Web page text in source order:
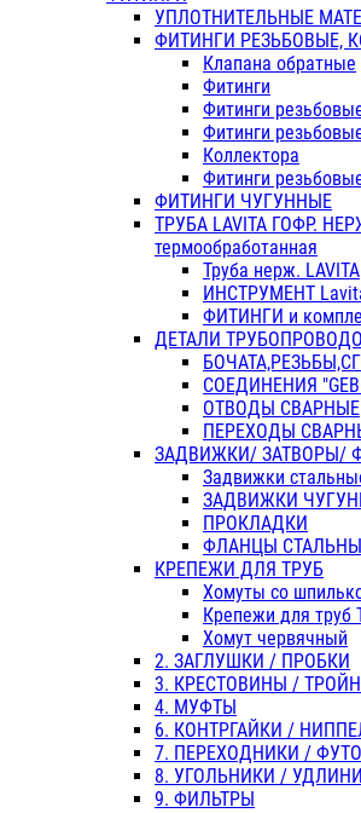
УПЛОТНИТЕЛЬНЫЕ
ФИТИНГИ РЕЗЬБОВЫЕ,
Клапана обратные
Фитинги
Фитинги
Фитинги
Коллектора
Фитинги
ФИТИНГИ ЧУГУННЫЕ
ТРУБА LAVITA ГОФР.
термообработанная
Труба нерж. LAVITA
ИНСТРУМЕНТ
ФИТИНГИ и
ДЕТАЛИ
СОЕДИНЕНИЯ
ОТВОДЫ СВАРНЫЕ
ПЕРЕХОДЫ
ЗАДВИЖКИ/ ЗАТВОРЫ/
Задвижки
ЗАДВИЖКИ
ПРОКЛАДКИ
ФЛАНЦЫ
КРЕПЕЖИ ДЛЯ ТРУБ
Хомуты со
Крепежи для труб
Хомут червячный
2. ЗАГЛУШКИ / ПРОБКИ
3. КРЕСТОВИНЫ /
4. МУФТЫ
6. КОНТРГАЙКИ /
7. ПЕРЕХОДНИКИ /
8. УГОЛЬНИКИ /
9. ФИЛЬТРЫ